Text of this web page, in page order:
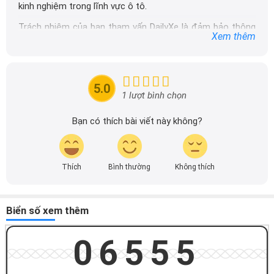
kinh nghiệm trong lĩnh vực ô tô.
Trách nhiệm của ban tham vấn DailyXe là đảm bảo thông
tin chính xác được đăng tải trên dailyxe.com.vn, thường
tin nhanh chóng và dễ dàng hơn.
Xem thêm
5.0 1 lượt bình chọn
Bạn có thích bài viết này không?
Thích Bình thường Không thích
Biển số xem thêm
06555